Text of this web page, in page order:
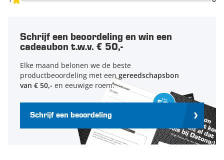
straalapparaat wordt daarnaast inclusief straalpistool,
keramische nozzles (6 mm), veiligheidshandschoenen, set
glasfolie en verlichting geleverd. De straalcabine heeft een
foam bescherming over de randen van de cabine als
afdichting.
7 mm,of 6 en 7 mmnodig? Datona
verkoopt deze onderdelen ook los!
Beschermfolie 10 stuks
Schrijf een beoordeling en win een
cadeaubon t.w.v. € 50,-
Elke maand belonen we de beste
productbeoordeling met eengereedschapsbon
van € 50,- en eeuwige roem.
Schrijf een beoordeling